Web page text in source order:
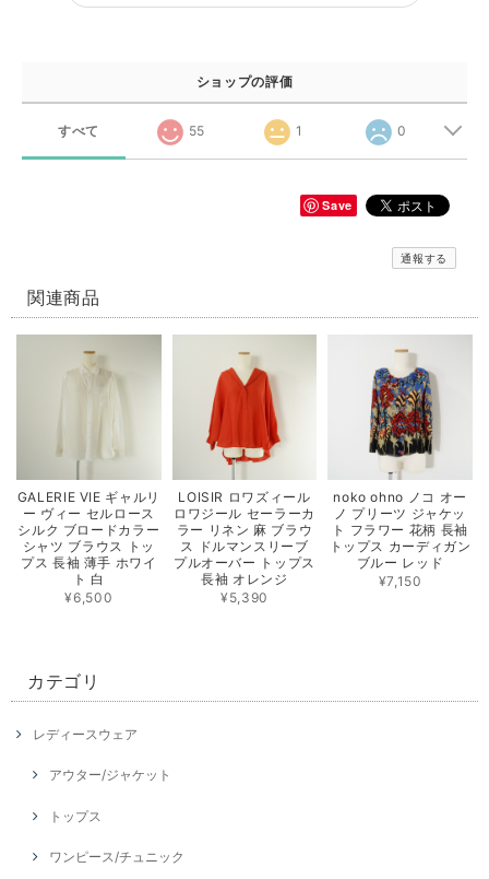
ショップの評価
すべて 55 1 0
Save
通報する
関連商品
GALERIE VIE ギャルリ
ー ヴィー セルロース
シルク ブロードカラー
シャツ ブラウス トッ
プス 長袖 薄手 ホワイ
ト 白
¥6,500
LOISIR ロワズィール
ロワジール セーラーカ
ラー リネン 麻 ブラウ
ス ドルマンスリーブ
プルオーバー トップス
長袖 オレンジ
¥5,390
noko ohno ノコ オー
ノ プリーツ ジャケッ
ト フラワー 花柄 長袖
トップス カーディガン
ブルー レッド
¥7,150
カテゴリ
レディースウェア
アウター/ジャケット
トップス
ワンピース/チュニック